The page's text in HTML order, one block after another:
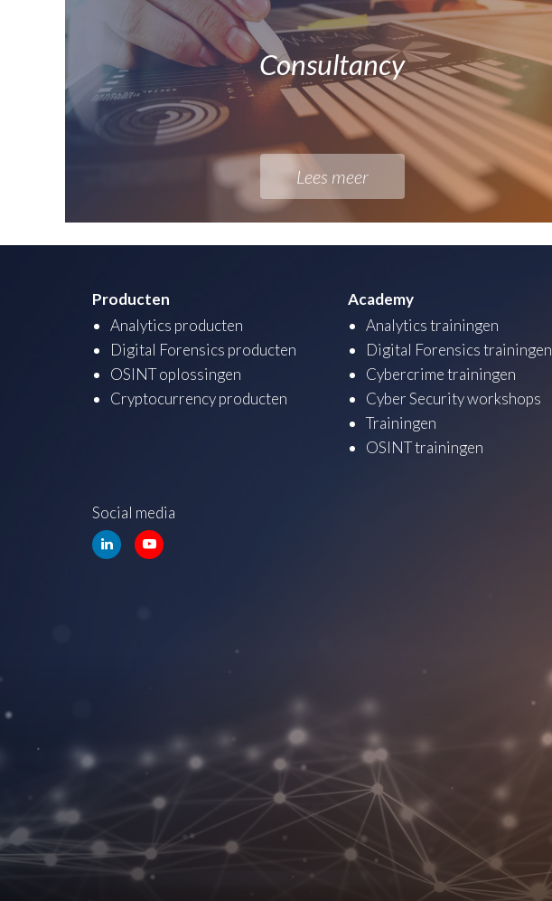
Consultancy
Lees meer
Producten
Analytics producten
Digital Forensics producten
OSINT oplossingen
Cryptocurrency producten
Academy
Analytics trainingen
Digital Forensics trainingen
Cybercrime trainingen
Cyber Security workshops
Trainingen
OSINT trainingen
Social media